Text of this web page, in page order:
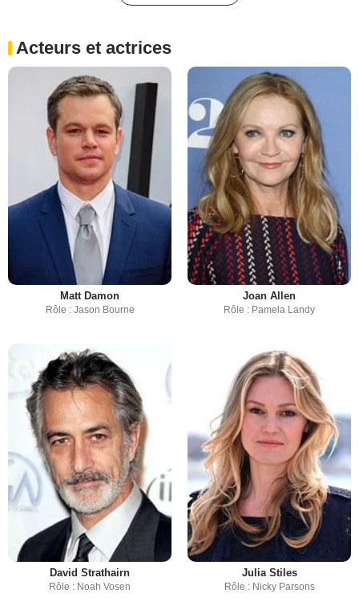
Acteurs et actrices
Matt Damon
Rôle : Jason Bourne
Joan Allen
Rôle : Pamela Landy
David Strathairn
Rôle : Noah Vosen
Julia Stiles
Rôle : Nicky Parsons